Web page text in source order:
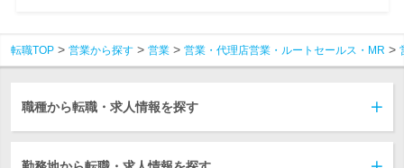
転職TOP 営業から探す 営業 営業・代理店営業・ルートセールス・MR
職種から転職・求人情報を探す